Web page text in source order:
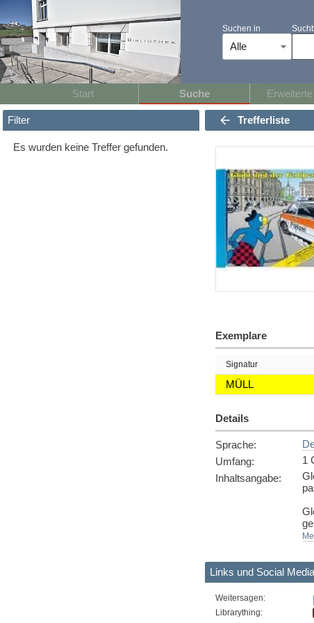
Suchen in
Alle
Start Suche
Filter
Es wurden keine Treffer gefunden.
Trefferliste
Exemplare
Signatur
MÜLL
Details
Sprache:
Umfang:
1
Inhaltsangabe:
Links und Social Media
Weitersagen:
Librarything: